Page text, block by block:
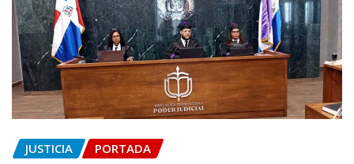
JUSTICIA PORTADA